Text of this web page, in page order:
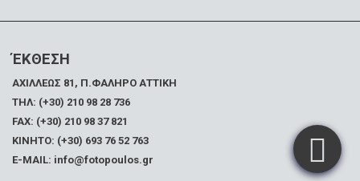
ΈΚΘΕΣΗ
ΑΧΙΛΛΕΩΣ 81, Π.ΦΑΛΗΡΟ ΑΤΤΙΚΗ
ΤΗΛ: (+30) 210 98 28 736
FAX: (+30) 210 98 37 821
ΚΙΝΗΤΟ: (+30) 693 76 52 763
E-MAIL: info@fotopoulos.gr